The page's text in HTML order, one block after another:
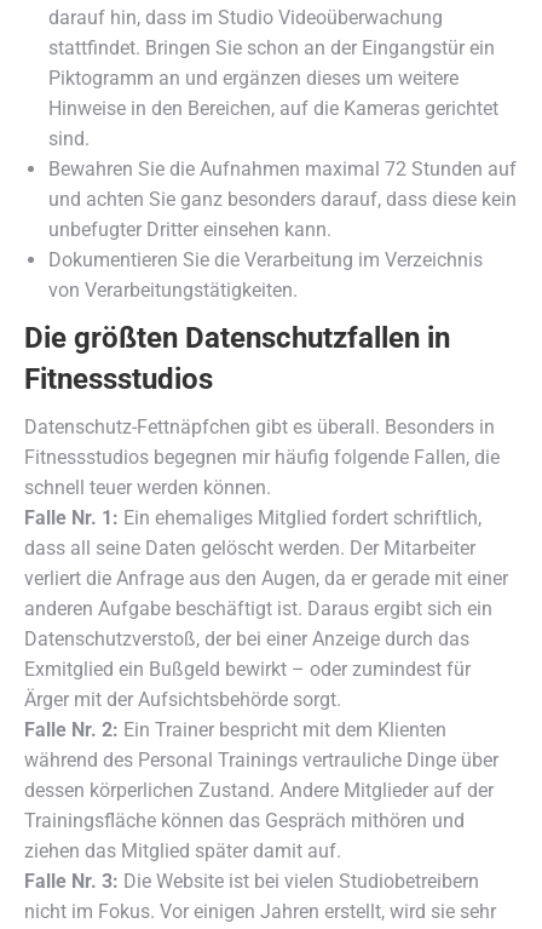
darauf hin, dass im Studio Videoüberwachung
stattfindet. Bringen Sie schon an der Eingangstür ein
Piktogramm an und ergänzen dieses um weitere
Hinweise in den Bereichen, auf die Kameras gerichtet
sind.
Bewahren Sie die Aufnahmen maximal 72 Stunden auf
und achten Sie ganz besonders darauf, dass diese kein
unbefugter Dritter einsehen kann.
Dokumentieren Sie die Verarbeitung im Verzeichnis
von Verarbeitungstätigkeiten.
Die größten Datenschutzfallen in
Fitnessstudios
Datenschutz-Fettnäpfchen gibt es überall. Besonders in
Fitnessstudios begegnen mir häufig folgende Fallen, die
schnell teuer werden können.
Falle Nr. 1: Ein ehemaliges Mitglied fordert schriftlich,
dass all seine Daten gelöscht werden. Der Mitarbeiter
verliert die Anfrage aus den Augen, da er gerade mit einer
anderen Aufgabe beschäftigt ist. Daraus ergibt sich ein
Datenschutzverstoß, der bei einer Anzeige durch das
Exmitglied ein Bußgeld bewirkt – oder zumindest für
Ärger mit der Aufsichtsbehörde sorgt.
Falle Nr. 2: Ein Trainer bespricht mit dem Klienten
während des Personal Trainings vertrauliche Dinge über
dessen körperlichen Zustand. Andere Mitglieder auf der
Trainingsfläche können das Gespräch mithören und
ziehen das Mitglied später damit auf.
Falle Nr. 3: Die Website ist bei vielen Studiobetreibern
nicht im Fokus. Vor einigen Jahren erstellt, wird sie sehr